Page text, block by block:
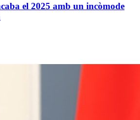
el 2025 amb un incòmode